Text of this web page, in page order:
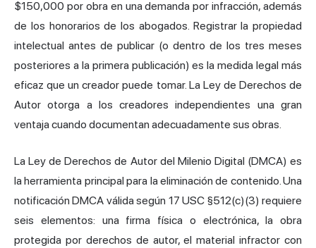
$150,000 por obra en una demanda por infracción, además
de los honorarios de los abogados. Registrar la propiedad
intelectual antes de publicar (o dentro de los tres meses
posteriores a la primera publicación) es la medida legal más
eficaz que un creador puede tomar. La Ley de Derechos de
Autor otorga a los creadores independientes una gran
ventaja cuando documentan adecuadamente sus obras.
La Ley de Derechos de Autor del Milenio Digital (DMCA) es
la herramienta principal para la eliminación de contenido. Una
notificación DMCA válida según 17 USC §512(c)(3) requiere
seis elementos: una firma física o electrónica, la obra
protegida por derechos de autor, el material infractor con